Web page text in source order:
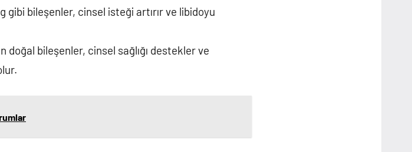
gibi bileşenler, cinsel isteği artırır ve libidoyu
doğal bileşenler, cinsel sağlığı destekler ve